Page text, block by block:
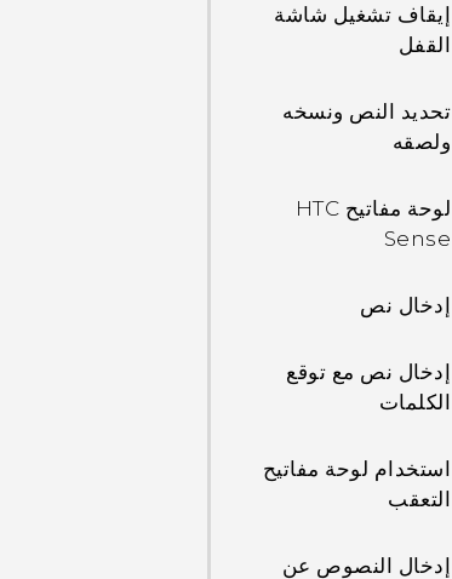
إيقاف تشغيل شاشة
القفل
تحديد النص ونسخه
ولصقه
لوحة مفاتيح HTC
Sense
إدخال نص
إدخال نص مع توقع
الكلمات
استخدام لوحة مفاتيح
التعقب
إدخال النصوص عن